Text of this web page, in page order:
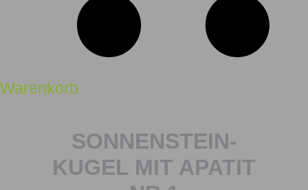
Warenkorb
SONNENSTEIN-
KUGEL MIT APATIT